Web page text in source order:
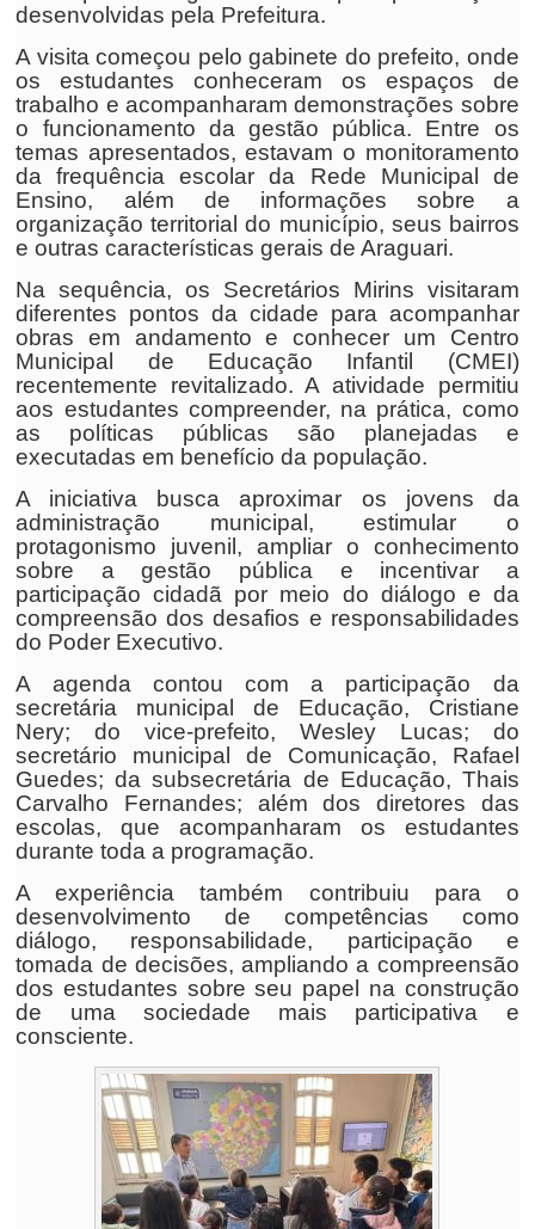
desenvolvidas pela Prefeitura.
A visita começou pelo gabinete do prefeito, onde
os estudantes conheceram os espaços de
trabalho e acompanharam demonstrações sobre
o funcionamento da gestão pública. Entre os
temas apresentados, estavam o monitoramento
da frequência escolar da Rede Municipal de
Ensino, além de informações sobre a
organização territorial do município, seus bairros
e outras características gerais de Araguari.
Na sequência, os Secretários Mirins visitaram
diferentes pontos da cidade para acompanhar
obras em andamento e conhecer um Centro
Municipal de Educação Infantil (CMEI)
recentemente revitalizado. A atividade permitiu
aos estudantes compreender, na prática, como
as políticas públicas são planejadas e
executadas em benefício da população.
A iniciativa busca aproximar os jovens da
administração municipal, estimular o
protagonismo juvenil, ampliar o conhecimento
sobre a gestão pública e incentivar a
participação cidadã por meio do diálogo e da
compreensão dos desafios e responsabilidades
do Poder Executivo.
A agenda contou com a participação da
secretária municipal de Educação, Cristiane
Nery; do vice-prefeito, Wesley Lucas; do
secretário municipal de Comunicação, Rafael
Guedes; da subsecretária de Educação, Thais
Carvalho Fernandes; além dos diretores das
escolas, que acompanharam os estudantes
durante toda a programação.
A experiência também contribuiu para o
desenvolvimento de competências como
diálogo, responsabilidade, participação e
tomada de decisões, ampliando a compreensão
dos estudantes sobre seu papel na construção
de uma sociedade mais participativa e
consciente.